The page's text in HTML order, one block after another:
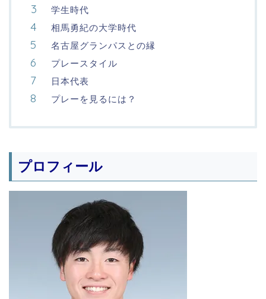
学生時代
相馬勇紀の大学時代
名古屋グランパスとの縁
プレースタイル
日本代表
プレーを見るには？
プロフィール